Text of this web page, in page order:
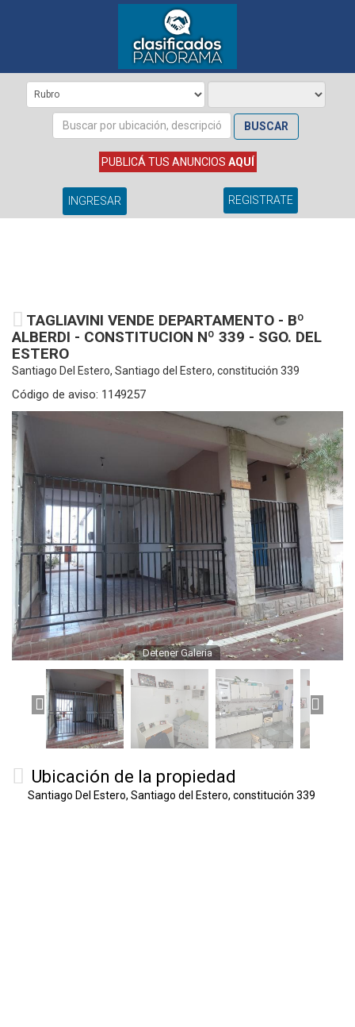
BUSCAR
PUBLICÁ TUS ANUNCIOS AQUÍ
INGRESAR REGISTRATE
TAGLIAVINI VENDE DEPARTAMENTO - Bº
ALBERDI - CONSTITUCION Nº 339 - SGO. DEL
ESTERO
Santiago Del Estero, Santiago del Estero, constitución 339
Código de aviso: 1149257
Detener Galeria
Ubicación de la propiedad
Santiago Del Estero, Santiago del Estero, constitución 339